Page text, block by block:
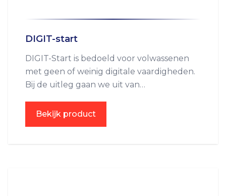
DIGIT-start
DIGIT-Start is bedoeld voor volwassenen
met geen of weinig digitale vaardigheden.
Bij de uitleg gaan we uit van
Bekijk product